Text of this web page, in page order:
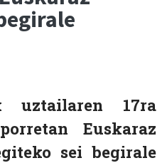
uztailaren 17ra
Euskaraz
sei begirale